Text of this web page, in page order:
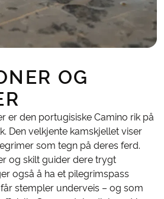
OG
er den portugisiske Camino rik på
Den velkjente kamskjellet viser
som tegn på deres ferd.
og skilt guider dere trygt
også å ha et pilegrimspass
stempler underveis – og som